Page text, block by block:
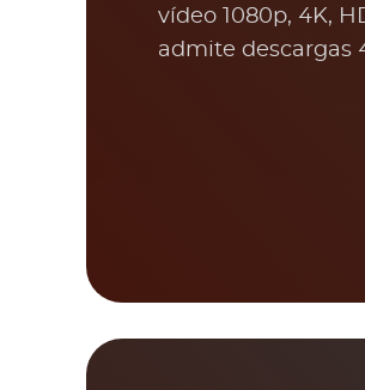
vídeo 1080p, 4K,
admite descargas